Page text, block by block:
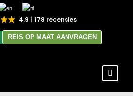
4.9 178 recensies
REIS OP MAAT AANVRAGEN